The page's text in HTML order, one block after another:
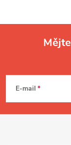
p
E-mail